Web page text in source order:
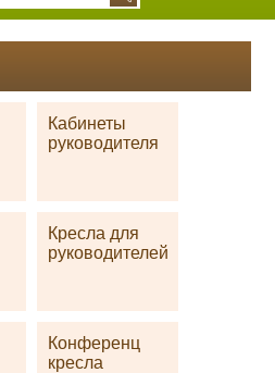
Кабинеты
руководителя
Кресла для
руководителей
Конференц
кресла